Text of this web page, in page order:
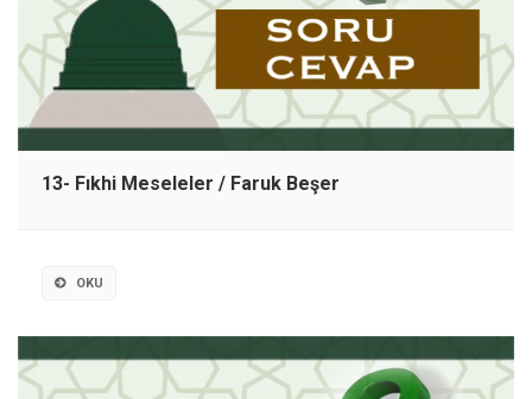
13- Fıkhi Meseleler / Faruk Beşer
OKU